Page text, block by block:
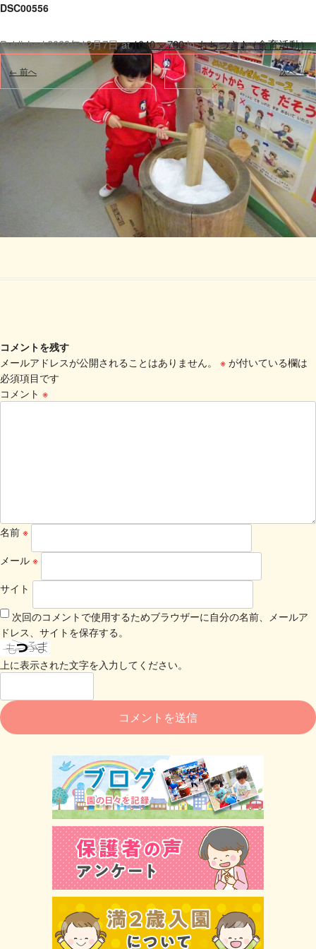
DSC00556
Published2023年12月7日at1040 × 780inもちつき♪（食育活動）.
← 前へ 次へ →
コメントを残す
メールアドレスが公開されることはありません。
※ が付いている欄は
必須項目です
コメント ※
名前 ※
メール ※
サイト
次回のコメントで使用するためブラウザーに自分の名前、メールア
ドレス、サイトを保存する。
上に表示された文字を入力してください。